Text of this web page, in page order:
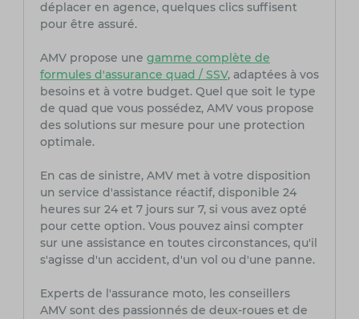
déplacer en agence, quelques clics suffisent
pour être assuré.
AMV propose une gamme complète de
formules d'assurance quad / SSV, adaptées à vos
besoins et à votre budget. Quel que soit le type
de quad que vous possédez, AMV vous propose
des solutions sur mesure pour une protection
optimale.
En cas de sinistre, AMV met à votre disposition
un service d'assistance réactif, disponible 24
heures sur 24 et 7 jours sur 7, si vous avez opté
pour cette option. Vous pouvez ainsi compter
sur une assistance en toutes circonstances, qu'il
s'agisse d'un accident, d'un vol ou d'une panne.
Experts de l'assurance moto, les conseillers
AMV sont des passionnés de deux-roues et de